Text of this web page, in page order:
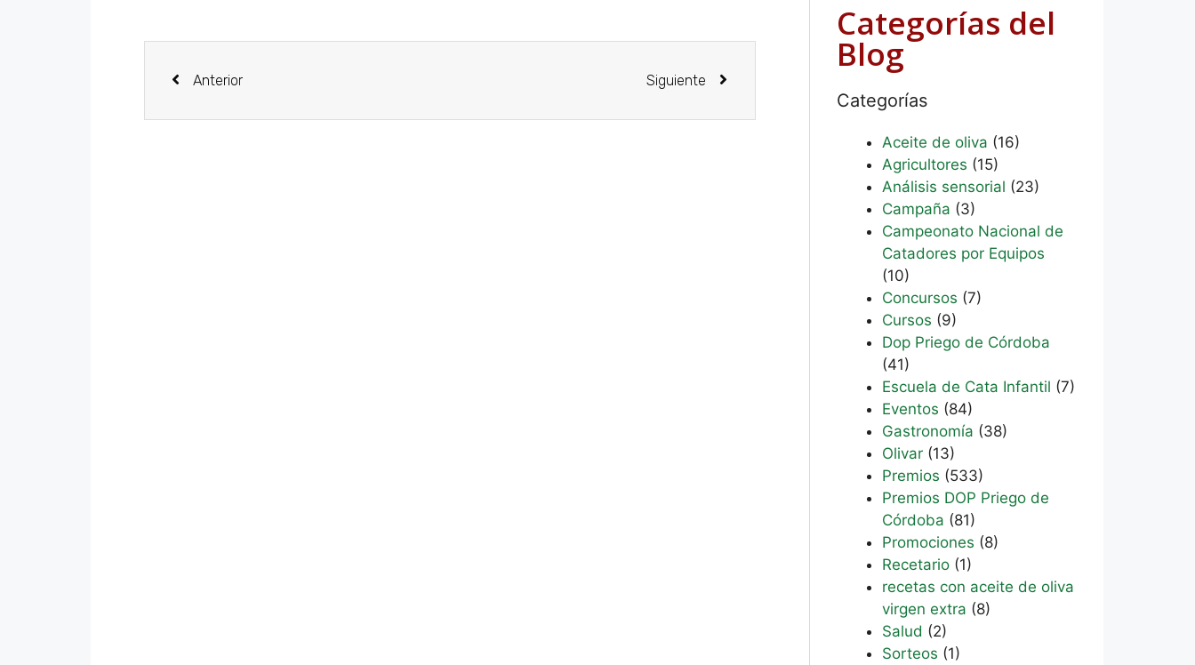
Anterior Siguiente
Categorías del
Blog
Categorías
Aceite de oliva (16)
Agricultores (15)
Análisis sensorial (23)
Campaña (3)
Campeonato Nacional de
Catadores por Equipos
(10)
Concursos (7)
Cursos (9)
Dop Priego de Córdoba
(41)
Escuela de Cata Infantil (7)
Eventos (84)
Gastronomía (38)
Olivar(13)
Premios (533)
Premios DOP Priego de
Córdoba (81)
Promociones (8)
Recetario(1)
recetas con aceite de oliva
virgen extra (8)
Salud (2)
Sorteos (1)